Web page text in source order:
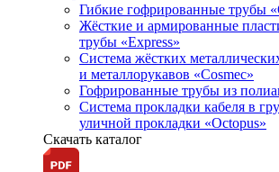
Гибкие гофрированные трубы
Жёсткие и армированные
трубы «Express»
Система жёстких
и металлорукавов «Cosmec»
Гофрированные трубы из
Система прокладки кабеля в
уличной прокладки «Octopus»
Скачать каталог